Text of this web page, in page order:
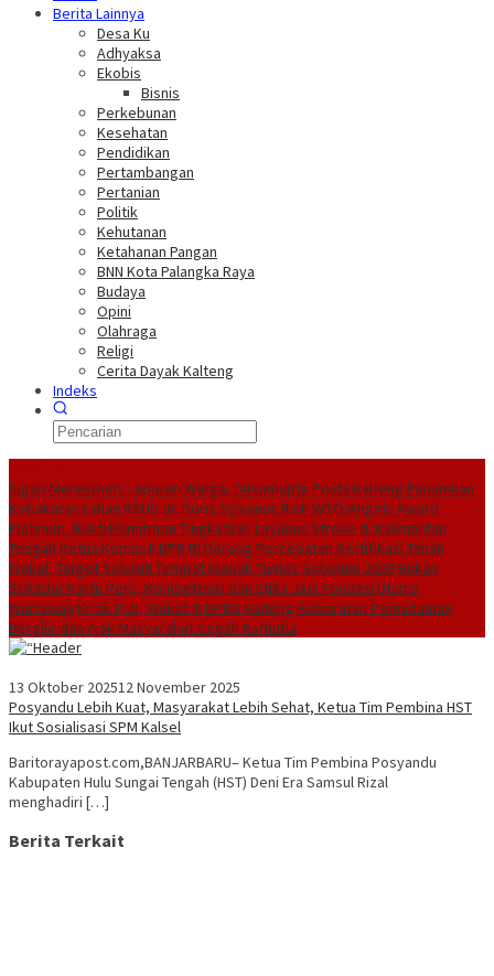
Berita Lainnya
Desa Ku
Adhyaksa
Ekobis
Bisnis
Perkebunan
Kesehatan
Pendidikan
Pertambangan
Pertanian
Politik
Kehutanan
Ketahanan Pangan
BNN Kota Palangka Raya
Budaya
Opini
Olahraga
Religi
Cerita Dayak Kalteng
Indeks
Sigap Merespons Laporan Warga, Ditsamapta Polda Kalteng Padamkan
Kebakaran Lahan RSUD dr. Doris Sylvanus Raih WSO/Angels Award
Platinum, Bukti Komitmen Tingkatkan Layanan Stroke di Kalimantan
Tengah Ketua Komisi II DPR RI Dorong Percepatan Sertifikasi Tanah
Wakaf, Target Seluruh Tempat Ibadah Tuntas Sebelum 2029Bukan
Sekadar Kartu Pers, Kompetensi dan Etika Jadi Fondasi Utama
Wartawan Kritik PLN, Waket III DPRD Kalteng Keberatan Pemadaman
Bergilir dan Ajak Masyarakat Cegah Karhutla
13 Oktober 202512 November 2025
Posyandu Lebih Kuat, Masyarakat Lebih Sehat, Ketua Tim Pembina HST
Ikut Sosialisasi SPM Kalsel
Baritorayapost.com,BANJARBARU– Ketua Tim Pembina Posyandu
Kabupaten Hulu Sungai Tengah (HST) Deni Era Samsul Rizal
menghadiri […]
Berita Terkait